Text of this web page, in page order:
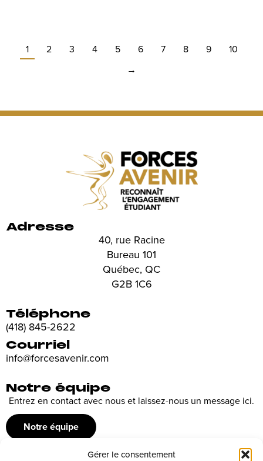
Gérer le consentement
1 2 3 4 5 6 7 8 9
10
→
Adresse
40, rue Racine
Bureau 101
Québec, QC
G2B 1C6
Téléphone
(418) 845-2622
Courriel
info@forcesavenir.com
Notre équipe
Entrez en contact avec nous et laissez-nous un message ici.
Notre équipe